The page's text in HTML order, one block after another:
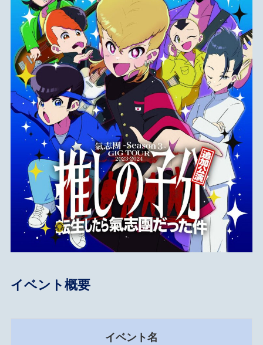
イベント概要
イベント名